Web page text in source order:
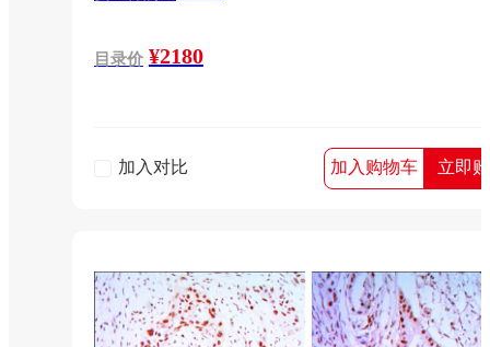
目录价 ¥2180
加入对比 加入购物车 立即